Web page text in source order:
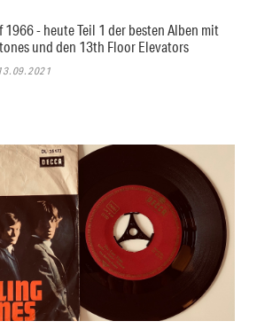
1966 - heute Teil 1 der besten Alben mit
und den 13th Floor Elevators